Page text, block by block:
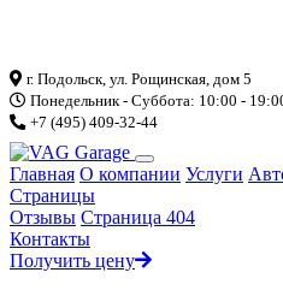
г. Подольск, ул. Рощинская, дом 5
Понедельник - Суббота: 10:00 -
+7 (495) 409-32-44
Главная О компании Услуги
Страницы
Отзывы Страница 404
Контакты
Получить цену